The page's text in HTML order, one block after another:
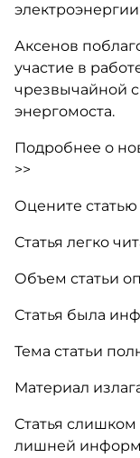
Аксенов
участие в
чрезвычайной
энергомоста.
Подробнее о
>>
Оцените статью
Статья легко
Объем статьи
Статья была
Тема статьи
Материал
Статья
лишней